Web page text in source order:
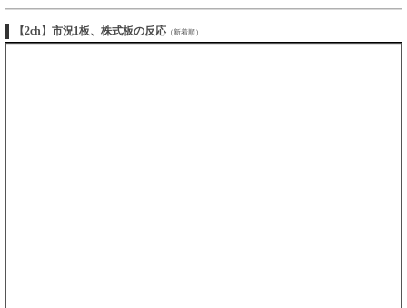
【2ch】市況1板、株式板の反応 （新着順）